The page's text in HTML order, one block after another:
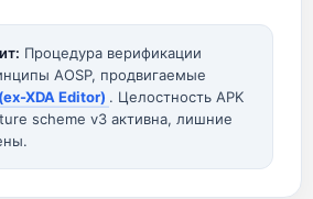
Процедура верификации
AOSP, продвигаемые
XDA Editor) . Целостность APK
scheme v3 активна, лишние